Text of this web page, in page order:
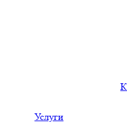
Услуги